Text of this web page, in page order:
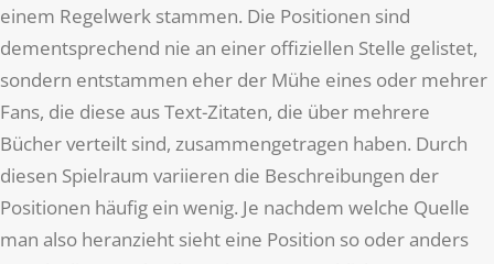
einem Regelwerk stammen. Die Positionen sind
dementsprechend nie an einer offiziellen Stelle gelistet,
sondern entstammen eher der Mühe eines oder mehrer
Fans, die diese aus Text-Zitaten, die über mehrere
Bücher verteilt sind, zusammengetragen haben. Durch
diesen Spielraum variieren die Beschreibungen der
Positionen häufig ein wenig. Je nachdem welche Quelle
man also heranzieht sieht eine Position so oder anders